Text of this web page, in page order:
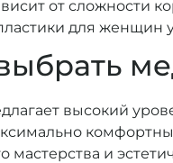
от сложности
для женщин
высокий
мастерства и